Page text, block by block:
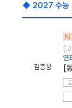
◆ 2027 수능
김종웅
N
[
연
[